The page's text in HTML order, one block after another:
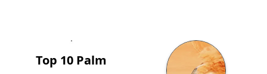
Top 10 Palm